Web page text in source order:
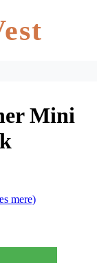
Mini
mere)